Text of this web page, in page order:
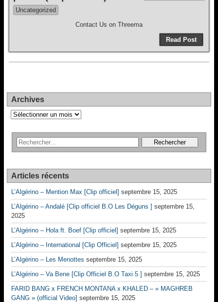
Uncategorized
Contact Us on Threema
Read Post
Archives
Archives
Articles récents
L’Algérino – Mention Max [Clip officiel] septembre 15, 2025
L’Algérino – Andalé [Clip officiel B.O Les Déguns ] septembre 15,
2025
L’Algérino – Hola ft. Boef [Clip officiel] septembre 15, 2025
L’Algérino – International [Clip Officiel] septembre 15, 2025
L’Algérino – Les Menottes septembre 15, 2025
L’Algérino – Va Bene [Clip Officiel B.O Taxi 5 ] septembre 15, 2025
FARID BANG x FRENCH MONTANA x KHALED – « MAGHREB
GANG » (official Video] septembre 15, 2025